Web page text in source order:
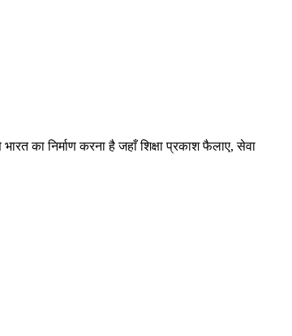
का निर्माण करना है जहाँ शिक्षा प्रकाश फैलाए, सेवा